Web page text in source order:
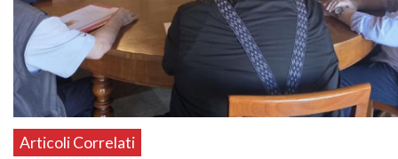
Articoli Correlati